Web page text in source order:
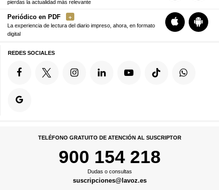
pierdas la actualidad más relevante
Periódico en PDF
La experiencia de lectura del diario impreso, ahora, en formato
digital
REDES SOCIALES
TELÉFONO GRATUITO DE ATENCIÓN AL SUSCRIPTOR
900 154 218
Dudas o consultas
suscripciones@lavoz.es